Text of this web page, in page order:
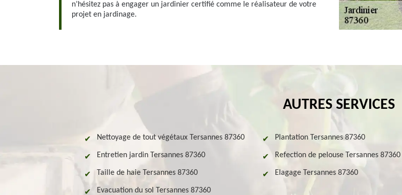
n’hésitez pas à engager un jardinier certifié comme le réalisateur de votre
projet en jardinage.
AUTRES SERVICES
Nettoyage de tout végétaux Tersannes 87360 Plantation Tersannes 87360
Entretien jardin Tersannes 87360 Refection de pelouse Tersannes 87360
Taille de haie Tersannes 87360 Elagage Tersannes 87360
Evacuation du sol Tersannes 87360